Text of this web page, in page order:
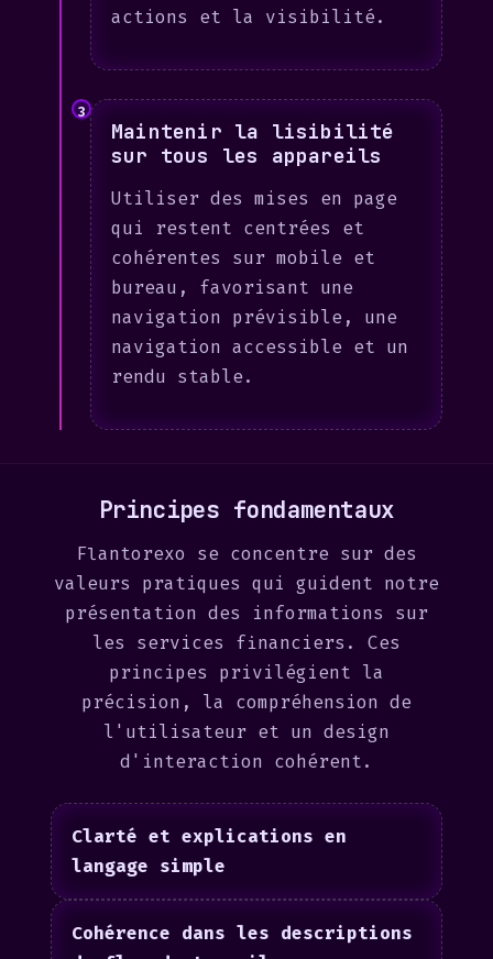
actions et la visibilité.
3
Maintenir la lisibilité
sur tous les appareils
Utiliser des mises en page
qui restent centrées et
cohérentes sur mobile et
bureau, favorisant une
navigation prévisible, une
navigation accessible et un
rendu stable.
Principes fondamentaux
Flantorexo se concentre sur des
valeurs pratiques qui guident notre
présentation des informations sur
les services financiers. Ces
principes privilégient la
précision, la compréhension de
l'utilisateur et un design
d'interaction cohérent.
Clarté et explications en
langage simple
Cohérence dans les descriptions